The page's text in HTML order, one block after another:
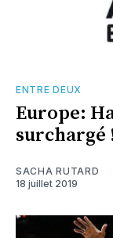
ENTRE DEUX
Europe:
surchargé
SACHA RUTARD
18 juillet 2019